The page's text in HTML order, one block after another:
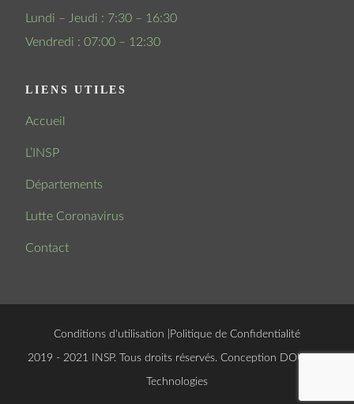
Lundi – Jeudi : 7:30 – 16:30
Vendredi : 07:00 – 12:30
LIENS UTILES
Accueil
L’INSP
Départements
Lutte Coronavirus
Contact
Conditions d'utilisation Politique de Confidentialité
© 2019 - 2021 INSP. Tous droits réservés. Conception DOUCSOFT
Technologies